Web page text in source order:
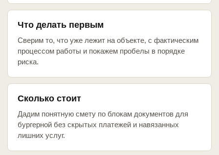
Что делать первым
Сверим то, что уже лежит на объекте, с фактическим
процессом работы и покажем пробелы в порядке
риска.
Сколько стоит
Дадим понятную смету по блокам документов для
бургерной без скрытых платежей и навязанных
лишних услуг.